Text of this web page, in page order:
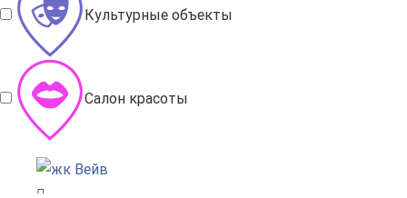
Культурные объекты
Салон красоты